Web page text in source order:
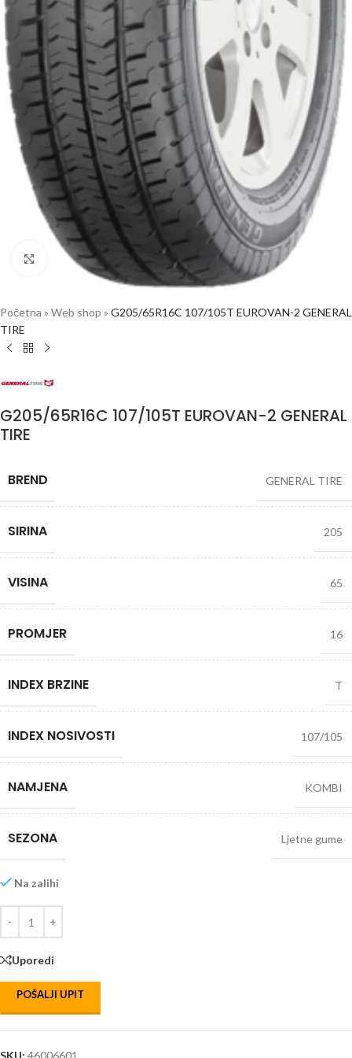
Click to enlarge
Početna » Web shop » G205/65R16C 107/105T EUROVAN-2 GENERAL
TIRE
G205/65R16C 107/105T EUROVAN-2 GENERAL
TIRE
BREND GENERAL TIRE
SIRINA 205
VISINA 65
PROMJER 16
INDEX BRZINE T
INDEX NOSIVOSTI 107/105
NAMJENA KOMBI
SEZONA Ljetne gume
Na zalihi
Uporedi
POŠALJI UPIT
SKU: 46006601